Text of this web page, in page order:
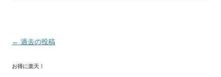
投
ナ
← 過去の投稿
お得に楽天！